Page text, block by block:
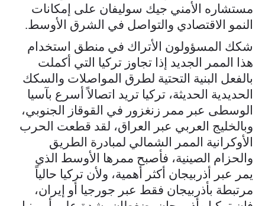
مستشاره الأمني جيك سوليفان على إمكانات
النمو الاقتصادي والتواصل في الشرق الأوسط.
شكك المسؤولون الأتراك في منطق استخدام
هذا الممر الجديد إذا تجاوز تركيا التي أكملت
بالفعل البنية التحتية لطرق المواصلات والسكك
الحديدية الحديثة، تركيا تريد اتصالاً أسرع بآسيا
الوسطى عبر ممر زنغزور في القوقاز الجنوبي،
وبالخليج العربي عبر العراق، لقد قطعت الحرب
الأوكرانية الممر الشمالي لمبادرة الطريق
والحزام الصينية، فأصبح ممرها الأوسط الذي
يمر عبر أذربيجان أكثر أهمية، ولأن تركيا حالياً
مرتبطة بأذربيجان فقط عبر جورجيا أو إيران،